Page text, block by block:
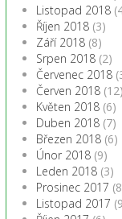
Listopad 2018
Říjen 2018 (3)
Září 2018 (8)
Srpen 2018 (2)
Červenec 2018
Červen 2018 (12)
Květen 2018 (6)
Duben 2018 (7)
Březen 2018 (6)
Únor 2018 (9)
Leden 2018 (3)
Prosinec 2017
Listopad 2017